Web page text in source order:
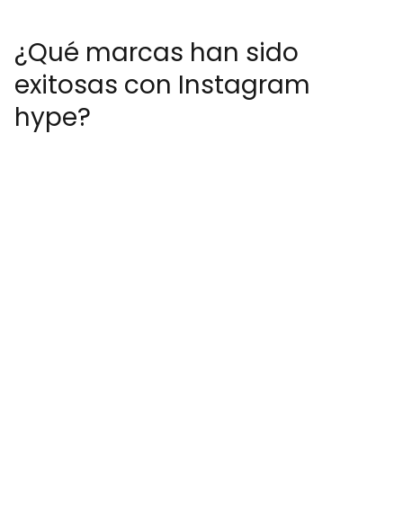
¿Qué marcas han sido
exitosas con Instagram
hype?